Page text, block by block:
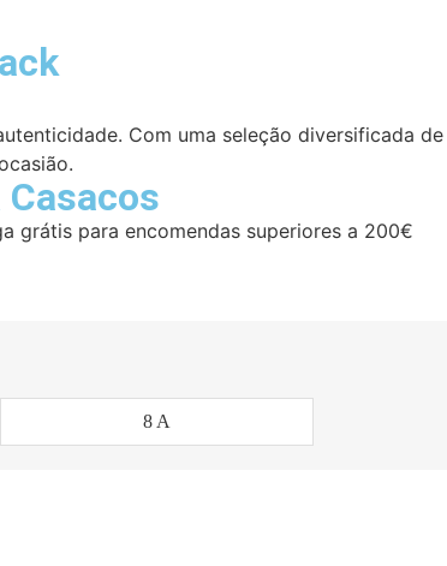
Com uma seleção diversificada
Casacos
grátis para encomendas superiores a 200€
8 A